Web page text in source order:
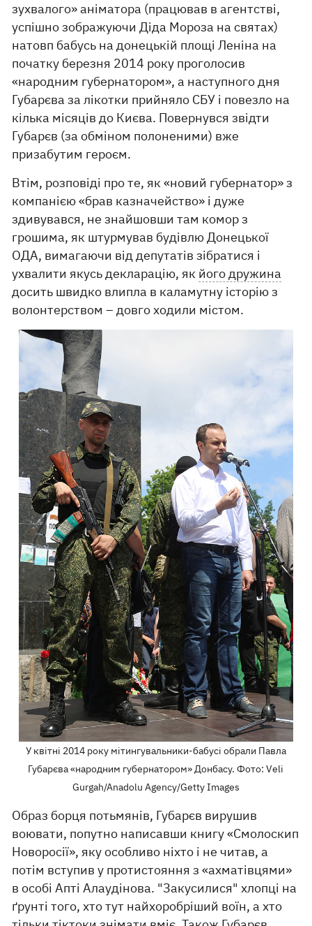
зухвалого» аніматора (працював в агентстві,
успішно зображуючи Діда Мороза на святах)
натовп бабусь на донецькій площі Леніна на
початку березня 2014 року проголосив
«народним губернатором», а наступного дня
Губарєва за лікотки прийняло СБУ і повезло на
кілька місяців до Києва. Повернувся звідти
Губарєв (за обміном полоненими) вже
призабутим героєм.
Втім, розповіді про те, як «новий губернатор» з
компанією «брав казначейство» і дуже
здивувався, не знайшовши там комор з
грошима, як штурмував будівлю Донецької
ОДА, вимагаючи від депутатів зібратися і
ухвалити якусь декларацію, як його дружина
досить швидко влипла в каламутну історію з
волонтерством – довго ходили містом.
У квітні 2014 року мітингувальники-бабусі обрали Павла
Губарєва «народним губернатором» Донбасу. Фото: Veli
Gurgah/Anadolu Agency/Getty Images
Образ борця потьмянів, Губарєв вирушив
воювати, попутно написавши книгу «Смолоскип
Новоросії», яку особливо ніхто і не читав, а
потім вступив у протистояння з «ахматівцями»
в особі Апті Алаудінова. "Закусилися" хлопці на
ґрунті того, хто тут найхоробріший воїн, а хто